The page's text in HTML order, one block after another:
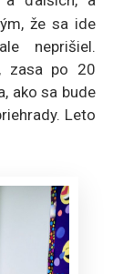
že sa ide
neprišiel.
zasa po 20
ako sa bude
Leto